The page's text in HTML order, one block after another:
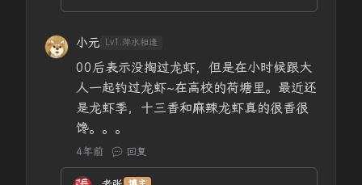
小元 Lv1.萍水相逢
00后表示没掏过龙虾，但是在小时候跟大
人一起钓过龙虾~在高校的荷塘里。最近还
是龙虾季，十三香和麻辣龙虾真的很香很
馋。。。
4年前 回复